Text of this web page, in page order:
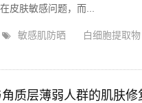
皮肤敏感问题，而...
敏感肌防晒 白细胞提取物
质层薄弱人群的肌肤修